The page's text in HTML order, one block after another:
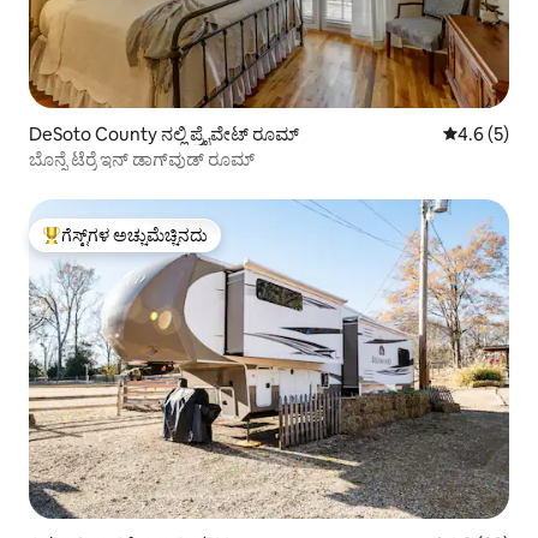
DeSoto County ನಲ್ಲಿ ಪ್ರೈವೇಟ್ ರೂಮ್ 5 ರಲ್ಲಿ 4.6
4.6 (5)
ಬೊನ್ನೆ ಟೆರ್ರೆ ಇನ್ ಡಾಗ್‌ವುಡ್ ರೂಮ್
ಗೆಸ್ಟ್‌ಗಳಿಗೆ ಅತಿ ಹೆಚ್ಚು ಅಚ್ಚುಮೆಚ್ಚಿನದು
ಗೆಸ್ಟ್‌ಗಳ ಅಚ್ಚುಮೆಚ್ಚಿನದು